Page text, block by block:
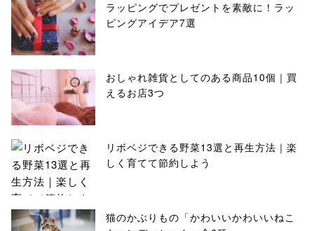
ラッピングでプレゼントを素敵に！ラッ
ピングアイデア7選
おしゃれ雑貨としてのある商品10個｜買
えるお店3つ
リボベジできる野菜13選と再生方法｜楽
しく育てて節約しよう
猫のかぶりもの「かわいいかわいいねこ